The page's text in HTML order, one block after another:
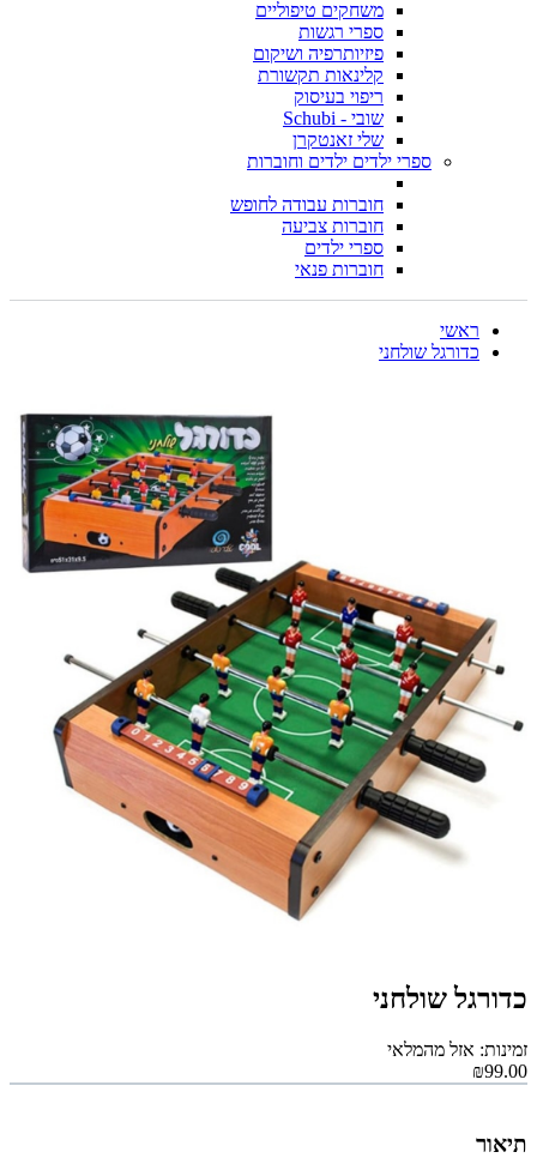
משחקים טיפוליים
ספרי רגשות
פיזיותרפיה ושיקום
קלינאות תקשורת
ריפוי בעיסוק
שובי - Schubi
שלי זאנטקרן
ספרי ילדים ילדים וחוברות
חוברות עבודה לחופש
חוברות צביעה
ספרי ילדים
חוברות פנאי
ראשי
כדורגל שולחני
כדורגל שולחני
זמינות: אזל מהמלאי
₪99.00
תיאור